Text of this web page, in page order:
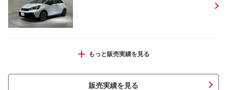
Ｎ－ＢＯＸカスタム ベースグレード
もっと販売実績を見る
販売実績を見る